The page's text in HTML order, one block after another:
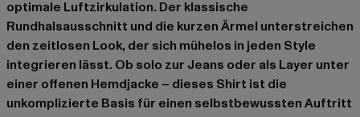
optimale Luftzirkulation. Der klassische
Rundhalsausschnitt und die kurzen Ärmel unterstreichen
den zeitlosen Look, der sich mühelos in jeden Style
integrieren lässt. Ob solo zur Jeans oder als Layer unter
einer offenen Hemdjacke – dieses Shirt ist die
unkomplizierte Basis für einen selbstbewussten Auftritt